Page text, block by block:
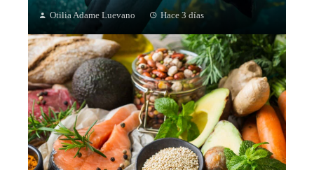
Otilia Adame Luevano Hace 3 días